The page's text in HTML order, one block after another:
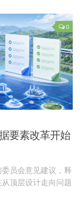
据登记、合规、交
算力方面，非化石
调度AI数据中心”研
项目转向数据、能
0
要素改革开始
员会意见建议，释
顶层设计走向问题